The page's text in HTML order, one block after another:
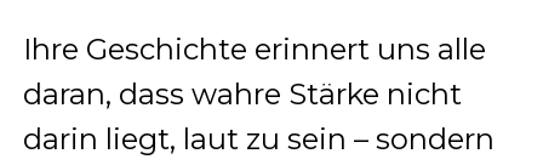
Ihre Geschichte erinnert uns alle
daran, dass wahre Stärke nicht
darin liegt, laut zu sein – sondern